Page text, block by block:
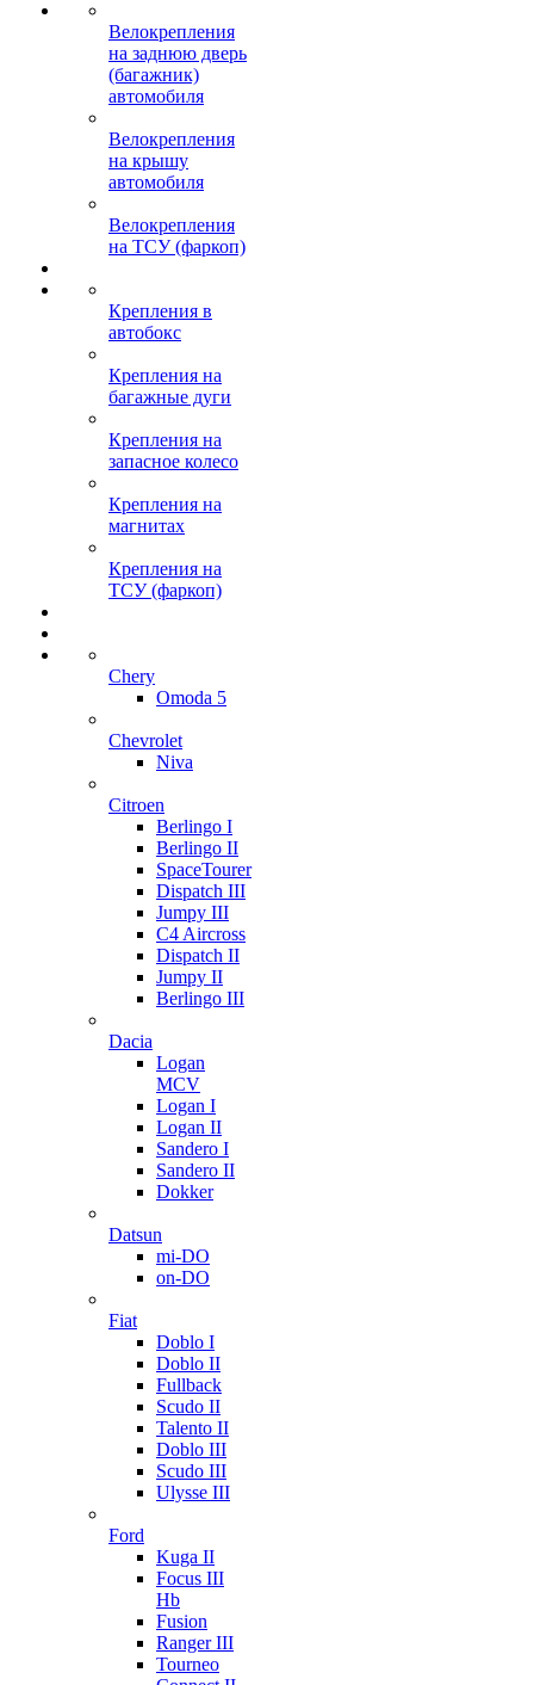
Велокрепления
на заднюю дверь
(багажник)
автомобиля
Велокрепления
на крышу
автомобиля
Велокрепления
на ТСУ (фаркоп)
Крепления в
автобокс
Крепления на
багажные дуги
Крепления на
запасное колесо
Крепления на
магнитах
Крепления на
ТСУ (фаркоп)
Chery
Omoda 5
Chevrolet
Niva
Citroen
Berlingo I
Berlingo II
SpaceTourer
Dispatch III
Jumpy III
C4 Aircross
Dispatch II
Jumpy II
Berlingo III
Dacia
Logan
MCV
Logan I
Logan II
Sandero I
Sandero II
Dokker
Datsun
mi-DO
on-DO
Fiat
Doblo I
Doblo II
Fullback
Scudo II
Talento II
Doblo III
Scudo III
Ulysse III
Ford
Kuga II
Focus III
Hb
Fusion
Ranger III
Tourneo